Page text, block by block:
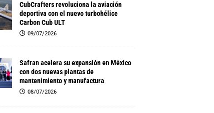
CubCrafters revoluciona la aviación
deportiva con el nuevo turbohélice
Carbon Cub ULT
09/07/2026
Safran acelera su expansión en México
con dos nuevas plantas de
mantenimiento y manufactura
08/07/2026